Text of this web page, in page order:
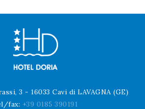
3 - 16033 Cavi di LAVAGNA (GE)
fax: +39 0185 390191